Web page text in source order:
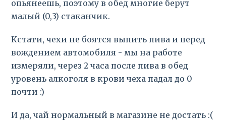
опьянеешь, поэтому в обед многие берут
малый (0,3) стаканчик.
Кстати, чехи не боятся выпить пива и перед
вождением автомобиля - мы на работе
измеряли, через 2 часа после пива в обед
уровень алкоголя в крови чеха падал до 0
почти :)
И да, чай нормальный в магазине не достать :(